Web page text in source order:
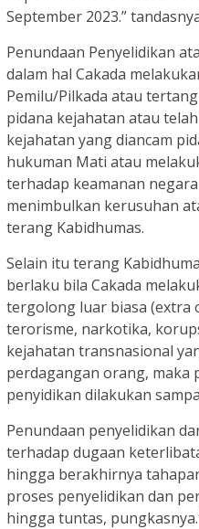
September 2023.”
Penundaan Penyelidikan
dalam hal Cakada
Pemilu/Pilkada atau
pidana kejahatan atau
kejahatan yang diancam
hukuman Mati atau
terhadap keamanan
menimbulkan kerusuhan
terang Kabidhumas.
Selain itu terang
berlaku bila Cakada
tergolong luar biasa (extra
terorisme, narkotika,
kejahatan transnasional
perdagangan orang, maka
penyidikan dilakukan
Penundaan penyelidikan
terhadap dugaan
hingga berakhirnya
proses penyelidikan dan
hingga tuntas,